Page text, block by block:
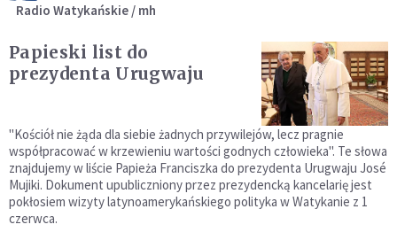
Radio Watykańskie / mh
Papieski list do
prezydenta Urugwaju
"Kościół nie żąda dla siebie żadnych przywilejów, lecz pragnie
współpracować w krzewieniu wartości godnych człowieka". Te słowa
znajdujemy w liście Papieża Franciszka do prezydenta Urugwaju José
Mujiki. Dokument upubliczniony przez prezydencką kancelarię jest
pokłosiem wizyty latynoamerykańskiego polityka w Watykanie z 1
czerwca.